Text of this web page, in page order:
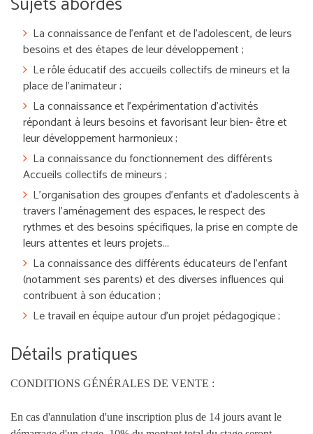
La connaissance de l’enfant et de l’adolescent, de leurs
besoins et des étapes de leur développement ;
Le rôle éducatif des accueils collectifs de mineurs et la
place de l’animateur ;
La connaissance et l’expérimentation d’activités
répondant à leurs besoins et favorisant leur bien- être et
leur développement harmonieux ;
La connaissance du fonctionnement des différents
Accueils collectifs de mineurs ;
L’organisation des groupes d’enfants et d’adolescents à
travers l’aménagement des espaces, le respect des
rythmes et des besoins spécifiques, la prise en compte de
leurs attentes et leurs projets...
La connaissance des différents éducateurs de l’enfant
(notamment ses parents) et des diverses influences qui
contribuent à son éducation ;
Le travail en équipe autour d’un projet pédagogique ;
Détails pratiques
CONDITIONS GÉNÉRALES DE VENTE :
En cas d'annulation d'une inscription plus de 14 jours avant le